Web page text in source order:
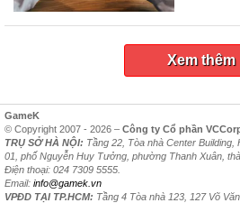
Xem thêm
GameK
© Copyright 2007 - 2026 – Công ty Cổ phần
TRỤ SỞ HÀ NỘI: Tầng 22, Tòa nhà Center Building,
01, phố Nguyễn Huy Tưởng, phường Thanh Xuân,
Điện thoại: 024 7309 5555.
Email: info@gamek.vn
VPĐD TẠI TP.HCM: Tầng 4 Tòa nhà 123, 127 Võ